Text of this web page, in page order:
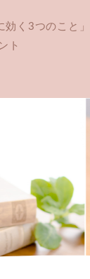
効く3つのこと」
ト